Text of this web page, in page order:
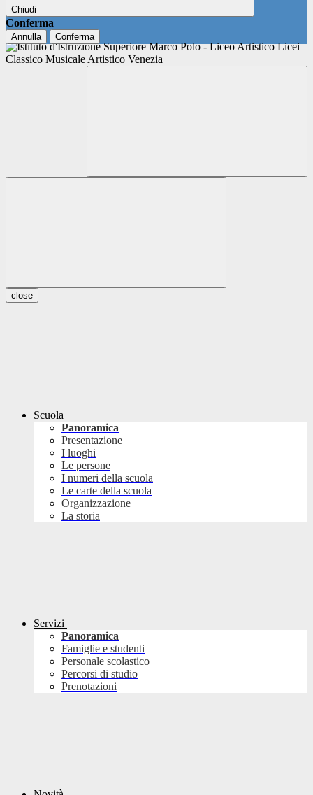
Chiudi
Conferma
Annulla Conferma
close
Scuola
Panoramica
Presentazione
I luoghi
Le persone
I numeri della scuola
Le carte della scuola
Organizzazione
La storia
Servizi
Panoramica
Famiglie e studenti
Personale scolastico
Percorsi di studio
Prenotazioni